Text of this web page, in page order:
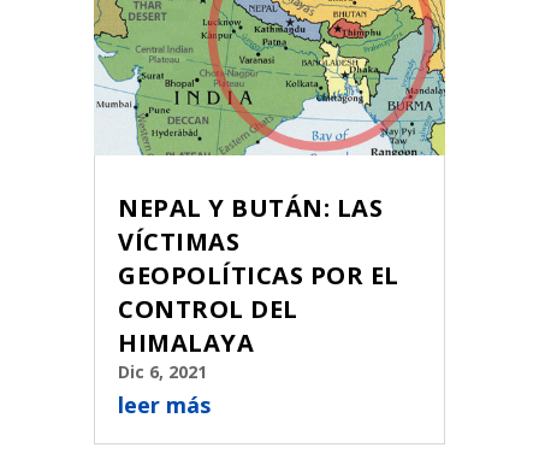
NEPAL Y BUTÁN: LAS
VÍCTIMAS
GEOPOLÍTICAS POR EL
CONTROL DEL
HIMALAYA
Dic 6, 2021
leer más